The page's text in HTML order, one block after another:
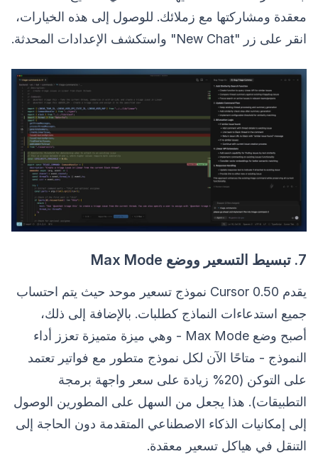
معقدة ومشاركتها مع زملائك. للوصول إلى هذه الخيارات،
انقر على زر "New Chat" واستكشف الإعدادات المحدثة.
7. تبسيط التسعير ووضع Max Mode
يقدم Cursor 0.50 نموذج تسعير موحد حيث يتم احتساب
جميع استدعاءات النماذج كطلبات. بالإضافة إلى ذلك،
أصبح وضع Max Mode - وهي ميزة متميزة تعزز أداء
النموذج - متاحًا الآن لكل نموذج متطور مع فواتير تعتمد
على التوكن (20% زيادة على سعر واجهة برمجة
التطبيقات). هذا يجعل من السهل على المطورين الوصول
إلى إمكانيات الذكاء الاصطناعي المتقدمة دون الحاجة إلى
التنقل في هياكل تسعير معقدة.